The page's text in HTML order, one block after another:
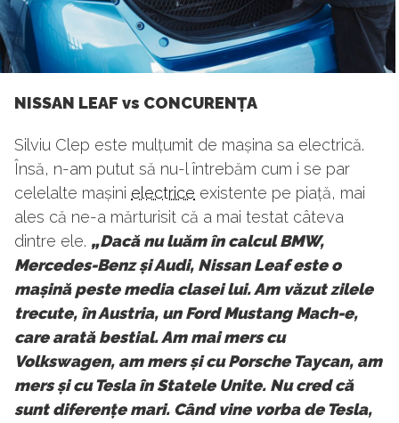
NISSAN LEAF vs CONCURENȚA
Silviu Clep este mulțumit de mașina sa electrică.
Însă, n-am putut să nu-l întrebăm cum i se par
celelalte mașini electrice existente pe piață, mai
ales că ne-a mărturisit că a mai testat câteva
dintre ele. „Dacă nu luăm în calcul BMW,
Mercedes-Benz și Audi, Nissan Leaf este o
mașină peste media clasei lui. Am văzut zilele
trecute, în Austria, un Ford Mustang Mach-e,
care arată bestial. Am mai mers cu
Volkswagen, am mers și cu Porsche Taycan, am
mers și cu Tesla în Statele Unite. Nu cred că
sunt diferențe mari. Când vine vorba de Tesla,